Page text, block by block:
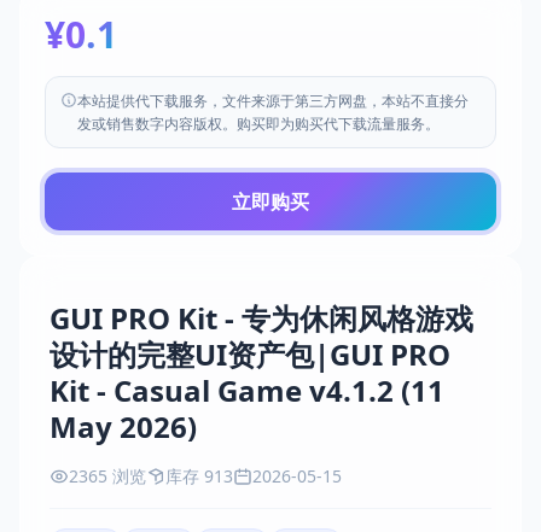
GUI PRO Kit - 专为休闲风格游戏
设计的完整UI资产包|GUI PRO
Kit - Casual Game v4.1.2 (11
May 2026)
2365 浏览 库存 913 2026-05-15
¥0.1
本站提供代下载服务，文件来源于第三方网盘，本站不直接分
发或销售数字内容版权。购买即为购买代下载流量服务。
立即购买